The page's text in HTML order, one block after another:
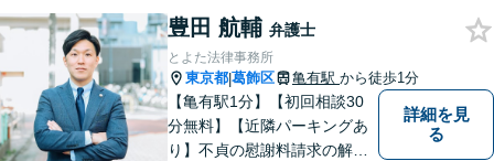
豊田 航輔 弁護士
とよた法律事務所
東京都|葛飾区 亀有駅 から徒歩1分
【亀有駅1分】【初回相談30
分無料】【近隣パーキングあ
り】不貞の慰謝料請求の解決
詳細を見
る